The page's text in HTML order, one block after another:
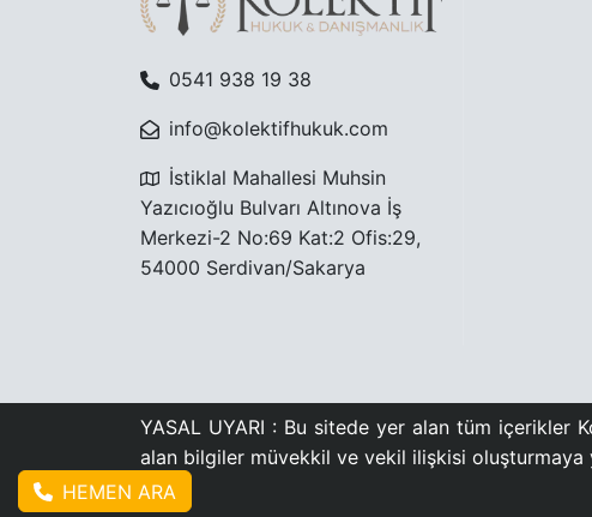
0541 938 19 38
info@kolektifhukuk.com
İstiklal Mahallesi Muhsin
Yazıcıoğlu Bulvarı Altınova İş
Merkezi-2 No:69 Kat:2 Ofis:29,
54000 Serdivan/Sakarya
YASAL UYARI : Bu sitede yer alan tüm içerikler
alan bilgiler müvekkil ve vekil ilişkisi oluşturmaya
HEMEN ARA